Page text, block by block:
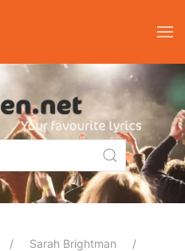
Sarah Brightman